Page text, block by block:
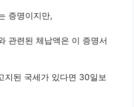
증명이지만,
관련된 체납액은 이 증명서
지된 국세가 있다면 30일보